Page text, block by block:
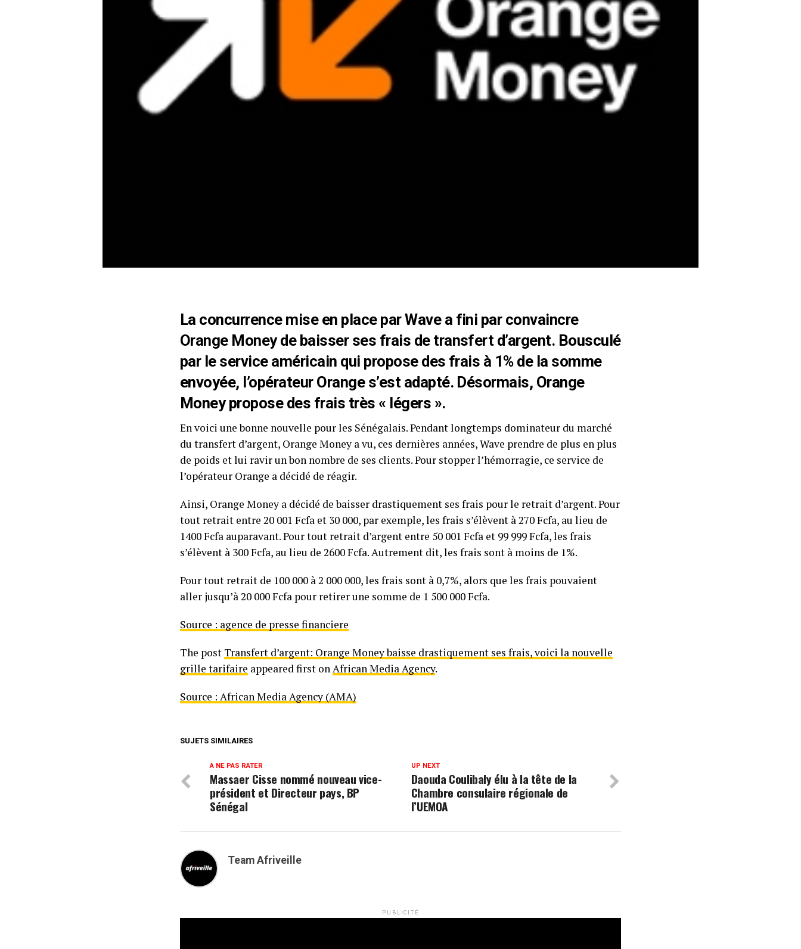
La concurrence mise en place par Wave a fini par convaincre
Orange Money de baisser ses frais de transfert d’argent. Bousculé
par le service américain qui propose des frais à 1% de la somme
envoyée, l’opérateur Orange s’est adapté. Désormais, Orange
Money propose des frais très « légers ».
En voici une bonne nouvelle pour les Sénégalais. Pendant longtemps dominateur du marché
du transfert d’argent, Orange Money a vu, ces dernières années, Wave prendre de plus en plus
de poids et lui ravir un bon nombre de ses clients. Pour stopper l’hémorragie, ce service de
l’opérateur Orange a décidé de réagir.
Ainsi, Orange Money a décidé de baisser drastiquement ses frais pour le retrait d’argent. Pour
tout retrait entre 20 001 Fcfa et 30 000, par exemple, les frais s’élèvent à 270 Fcfa, au lieu de
1400 Fcfa auparavant. Pour tout retrait d’argent entre 50 001 Fcfa et 99 999 Fcfa, les frais
s’élèvent à 300 Fcfa, au lieu de 2600 Fcfa. Autrement dit, les frais sont à moins de 1%.
Pour tout retrait de 100 000 à 2 000 000, les frais sont à 0,7%, alors que les frais pouvaient
aller jusqu’à 20 000 Fcfa pour retirer une somme de 1 500 000 Fcfa.
Source : agence de presse financiere
The post Transfert d’argent: Orange Money baisse drastiquement ses frais, voici la nouvelle
grille tarifaire appeared first onAfrican Media Agency.
Source : African Media Agency (AMA)
SUJETS SIMILAIRES
UP NEXT
Daouda Coulibaly élu à la tête de la
Chambre consulaire régionale de
l’UEMOA
A NE PAS RATER
Massaer Cisse nommé nouveau vice-
président et Directeur pays, BP
Sénégal
Team Afriveille
PUBLICITÉ